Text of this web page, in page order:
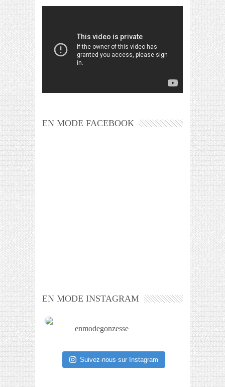
EN MODE FACEBOOK
EN MODE INSTAGRAM
enmodegonzesse
Suivez-nous sur Instagram